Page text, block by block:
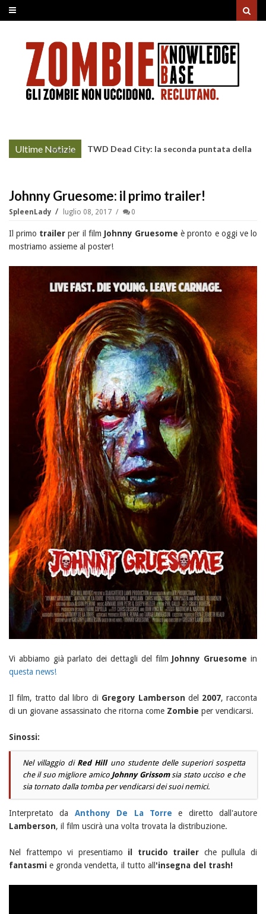
Ultime Notizie
More »
TWD Dead City: la seconda puntata della
Johnny Gruesome: il primo trailer!
SpleenLady luglio 08, 2017 0
Il primo trailer per il film Johnny Gruesome è pronto e oggi ve lo
mostriamo assieme al poster!
Vi abbiamo già parlato dei dettagli del film Johnny Gruesome in
questa news!
Il film, tratto dal libro di Gregory Lamberson del 2007, racconta
di un giovane assassinato che ritorna come Zombie per vendicarsi.
Sinossi:
Nel villaggio di Red Hilluno studente delle superiori sospetta
che il suo migliore amico Johnny Grissomsia stato ucciso e che
sia tornato dalla tomba per vendicarsi dei suoi nemici.
Interpretato da Anthony De La Torre e diretto dall'autore
Lamberson, il film uscirà una volta trovata la distribuzione.
Nel frattempo vi presentiamo il trucido trailer che pullula di
fantasmi e gronda vendetta, il tutto all 'insegna del trash!